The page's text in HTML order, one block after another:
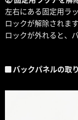
左右にある固定用ラ
ロックが解除されます
ロックが外れると、
バックパネルの取